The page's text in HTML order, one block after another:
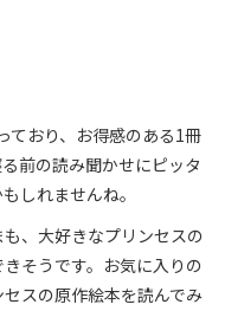
ており、お得感のある1冊
前の読み聞かせにピッタ
しれませんね。
、大好きなプリンセスの
そうです。お気に入りの
スの原作絵本を読んでみ